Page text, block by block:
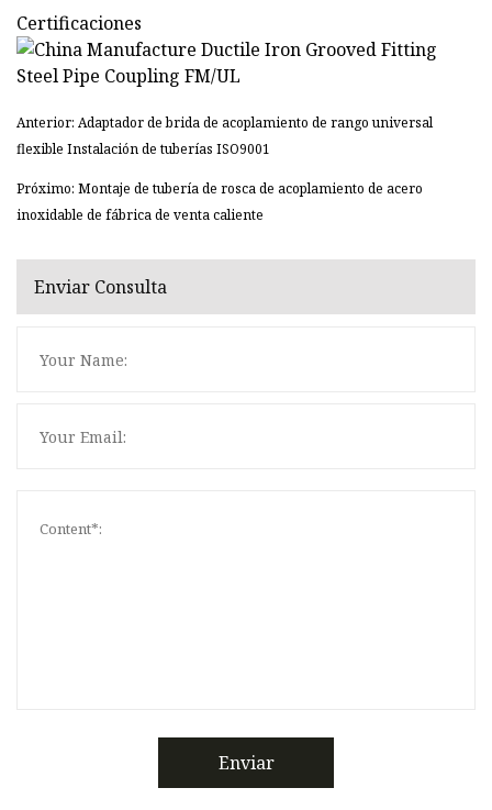
Certificaciones
Anterior: Adaptador de brida de acoplamiento de rango universal
flexible Instalación de tuberías ISO9001
Próximo: Montaje de tubería de rosca de acoplamiento de acero
inoxidable de fábrica de venta caliente
Enviar Consulta
Enviar